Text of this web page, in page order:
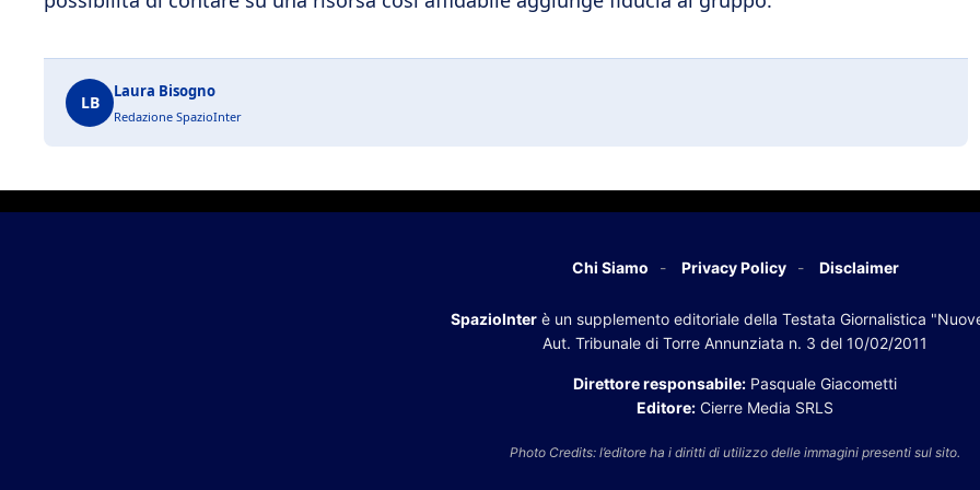
LB
Laura Bisogno
Redazione SpazioInter
Chi Siamo Privacy Policy Disclaimer
SpazioInterè un supplemento editoriale della Testata Giornalistica
Aut. Tribunale di Torre Annunziata n. 3 del 10/02/2011
Direttore responsabile: Pasquale Giacometti
Editore: Cierre Media SRLS
Photo Credits: l’editore ha i diritti di utilizzo delle immagini presenti sul sito.